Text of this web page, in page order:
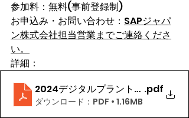
参加料：無料(事前登録制)
お申込み・お問い合わせ： SAPジャパ
ン株式会社担当営業までご連絡くださ
い。
詳細：
2024デジタルプラントイニシアチブ
.pdf
ダウンロード：PDF • 1.16MB